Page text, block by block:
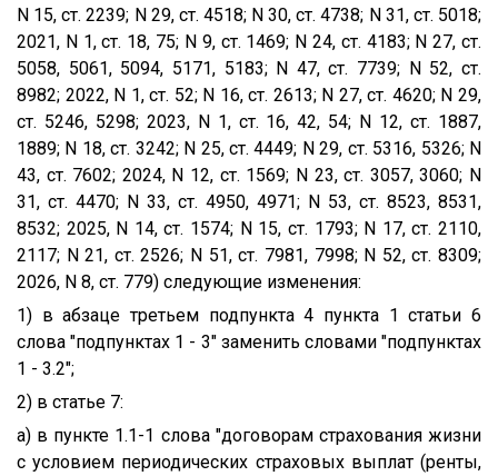
N 15, ст. 2239; N 29, ст. 4518; N 30, ст. 4738; N 31, ст. 5018;
2021, N 1, ст. 18, 75; N 9, ст. 1469; N 24, ст. 4183; N 27, ст.
5058, 5061, 5094, 5171, 5183; N 47, ст. 7739; N 52, ст.
8982; 2022, N 1, ст. 52; N 16, ст. 2613; N 27, ст. 4620; N 29,
ст. 5246, 5298; 2023, N 1, ст. 16, 42, 54; N 12, ст. 1887,
1889; N 18, ст. 3242; N 25, ст. 4449; N 29, ст. 5316, 5326; N
43, ст. 7602; 2024, N 12, ст. 1569; N 23, ст. 3057, 3060; N
31, ст. 4470; N 33, ст. 4950, 4971; N 53, ст. 8523, 8531,
8532; 2025, N 14, ст. 1574; N 15, ст. 1793; N 17, ст. 2110,
2117; N 21, ст. 2526; N 51, ст. 7981, 7998; N 52, ст. 8309;
2026, N 8, ст. 779) следующие изменения:
1) в абзаце третьем подпункта 4 пункта 1 статьи 6
слова "подпунктах 1 - 3" заменить словами "подпунктах
1 - 3.2";
2) в статье 7:
а) в пункте 1.1-1 слова "договорам страхования жизни
с условием периодических страховых выплат (ренты,